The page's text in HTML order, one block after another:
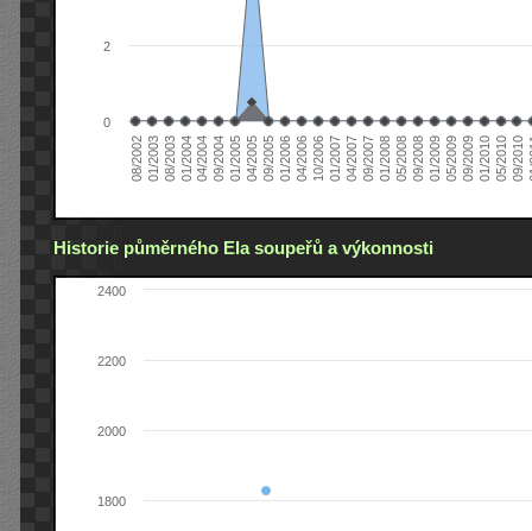
08/200201/200308/200301/200404/200409/200401/200504/200509/200501/200604/200610/200601/200704/200709/200701/200805/200809/200801/200905/200909/200901/201005/201009/2010
0
2
Historie půměrného Ela soupeřů a výkonnosti
1800
2000
2200
2400